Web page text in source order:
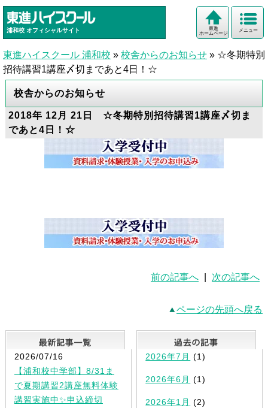
浦和校 オフィシャルサイト メニュー
東進
ホームページ
東進ハイスクール 浦和校 » 校舎からのお知らせ » ☆冬期特別
招待講習1講座〆切まであと4日！☆
校舎からのお知らせ
2018年 12月 21日 ☆冬期特別招待講習1講座〆切ま
であと4日！☆
前の記事へ 次の記事へ
ページの先頭へ戻る
最新記事一覧
2026/07/16
【浦和校中学部】8/31ま
で夏期講習2講座無料体験
講習実施中✨申込締切
2026年7月 (1)
2026年6月 (1)
2026年1月 (2)